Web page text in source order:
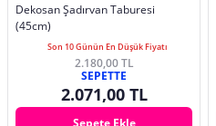
Dekosan Şadırvan Taburesi
(45cm)
Son 10 Günün En Düşük Fiyatı
2.180,00 TL
SEPETTE
2.071,00 TL
Sepete Ekle